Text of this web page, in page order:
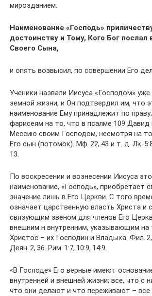
мирозданием.
Наименование «Господь»
достоинству и Тому, Кого Бог послал
Своего Сына,
и опять возвысил, по совершении Его
Ученики назвали Иисуса «Господом» уже
земной жизни, и Он подтвердил им, что
наименование Ему принадлежит по
фарисеям на то, что в псалме 109 Давид
Мессию своим Господом, несмотря на
Его сын (потомок). Мф. 22, 43 и т. д. Лк.
13.
По воскресении и вознесении Иисуса
наименование, «Господь», приобретает
значение лишь в Его Церкви. С того
означает царственную власть Христа и
связующим звеном для членов Его
внешним н внутренним, указывающим на
Христос – их Господин и Владыка. Фил.
Деян. 2, 36. Рим. 1:7, 10:9, 14:9.
«В Господе» Его верные имеют
внутренней и внешней жизни; все, что с
что они делают и что переживают – все